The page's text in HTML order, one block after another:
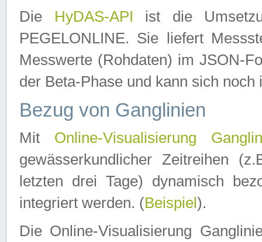
Die HyDAS-API ist die
PEGELONLINE. Sie liefert
Messwerte (Rohdaten) im JSON-
der Beta-Phase und kann sich noch
Bezug von Ganglinien
Mit Online-Visualisierung
gewässerkundlicher Zeitreihen
letzten drei Tage) dynamisch
integriert werden. (Beispiel ).
Die Online-Visualisierung